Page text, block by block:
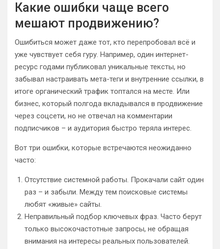
Какие ошибки чаще всего
мешают продвижению?
Ошибиться может даже тот, кто перепробовал всё и
уже чувствует себя гуру. Например, один интернет-
ресурс годами публиковал уникальные тексты, но
забывал настраивать мета-теги и внутренние ссылки, в
итоге органический трафик топтался на месте. Или
бизнес, который полгода вкладывался в продвижение
через соцсети, но не отвечал на комментарии
подписчиков – и аудитория быстро теряла интерес.
Вот три ошибки, которые встречаются неожиданно
часто:
Отсутствие системной работы. Прокачали сайт один
раз – и забыли. Между тем поисковые системы
любят «живые» сайты.
Неправильный подбор ключевых фраз. Часто берут
только высокочастотные запросы, не обращая
внимания на интересы реальных пользователей.